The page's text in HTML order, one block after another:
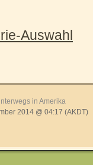
Auswahl
in Amerika
2014 @ 04:17 (AKDT)